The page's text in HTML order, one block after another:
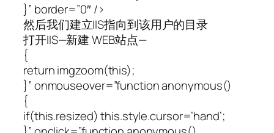
}” border=”0″ />
然后我们建立IIS指向到该用户的目录
打开IIS—新建 WEB站点—
{
return imgzoom(this);
}” onmouseover=”function anonymous()
{
if(this.resized) this.style.cursor=’hand’;